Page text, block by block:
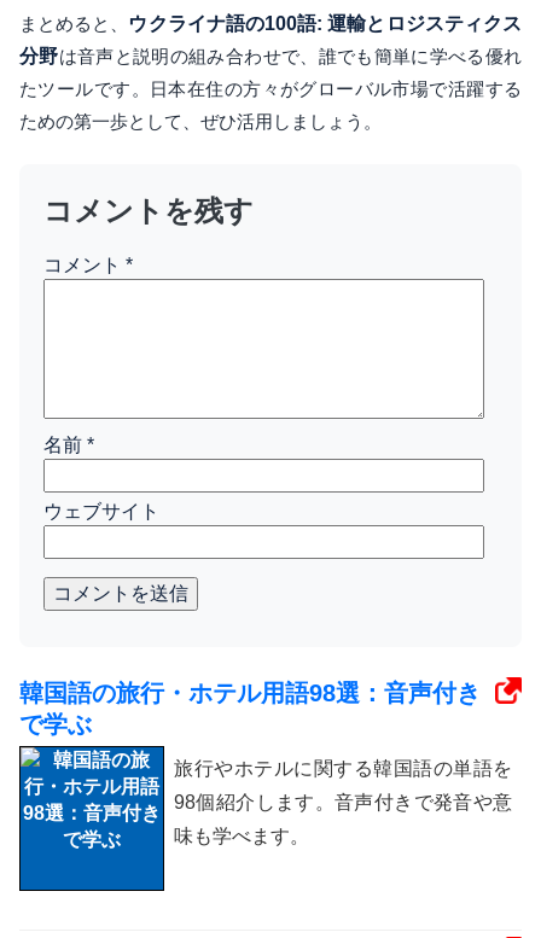
まとめると、 ウクライナ語の100語: 運輸とロジスティクス
分野は音声と説明の組み合わせで、誰でも簡単に学べる優れ
たツールです。日本在住の方々がグローバル市場で活躍する
ための第一歩として、ぜひ活用しましょう。
コメントを残す
コメント *
名前 *
ウェブサイト
コメントを送信
韓国語の旅行・ホテル用語98選：音声付き
で学ぶ
旅行やホテルに関する韓国語の単語を
98個紹介します。音声付きで発音や意
味も学べます。